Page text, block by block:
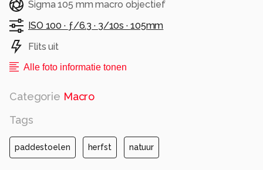
Sigma 105 mm macro objectief
ISO 100 · ƒ/6.3 · 3/10s · 105mm
Flits uit
Alle foto informatie tonen
Categorie Macro
Tags
paddestoelen herfst natuur